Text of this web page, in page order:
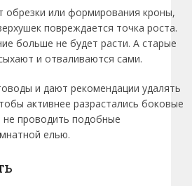
обрезки или формирования кроны,
повреждается точка роста.
больше не будет расти. А старые
и отваливаются сами.
и дают рекомендации удалять
активнее разрастались боковые
проводить подобные
елью.